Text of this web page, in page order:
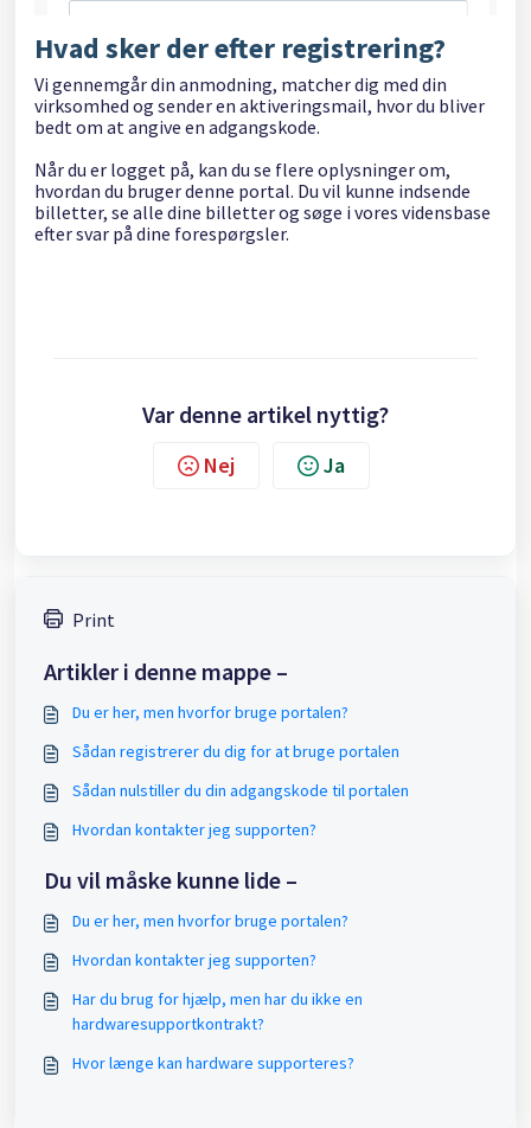
Hvad sker der efter registrering?
Vi gennemgår din anmodning, matcher dig med din
virksomhed og sender en aktiveringsmail, hvor du bliver
bedt om at angive en adgangskode.
Når du er logget på, kan du se flere oplysninger om,
hvordan du bruger denne portal. Du vil kunne indsende
billetter, se alle dine billetter og søge i vores vidensbase
efter svar på dine forespørgsler.
Var denne artikel nyttig?
Nej Ja
Print
Artikler i denne mappe –
Du er her, men hvorfor bruge portalen?
Sådan registrerer du dig for at bruge portalen
Sådan nulstiller du din adgangskode til portalen
Hvordan kontakter jeg supporten?
Du vil måske kunne lide –
Du er her, men hvorfor bruge portalen?
Hvordan kontakter jeg supporten?
Har du brug for hjælp, men har du ikke en
hardwaresupportkontrakt?
Hvor længe kan hardware supporteres?